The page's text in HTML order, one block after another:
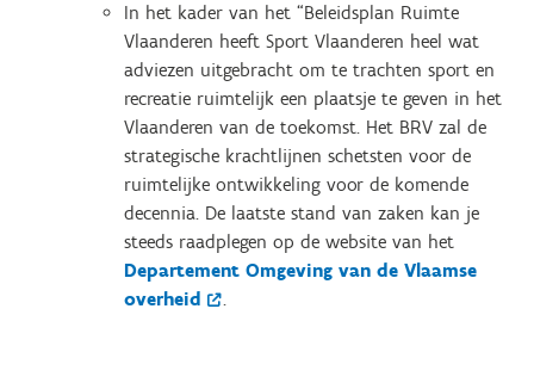
In het kader van het “Beleidsplan Ruimte
Vlaanderen heeft Sport Vlaanderen heel wat
adviezen uitgebracht om te trachten sport en
recreatie ruimtelijk een plaatsje te geven in het
Vlaanderen van de toekomst. Het BRV zal de
strategische krachtlijnen schetsten voor de
ruimtelijke ontwikkeling voor de komende
decennia. De laatste stand van zaken kan je
steeds raadplegen op de website van het
Departement Omgeving van de Vlaamse
overheid
.